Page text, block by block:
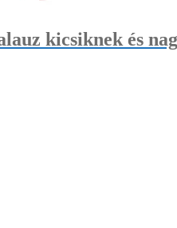
kicsiknek és